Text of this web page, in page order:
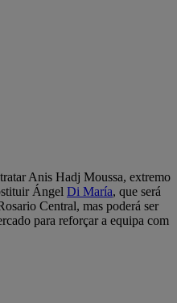
Anis Hadj Moussa, extremo
Ángel Di María, que será
Central, mas poderá ser
para reforçar a equipa com